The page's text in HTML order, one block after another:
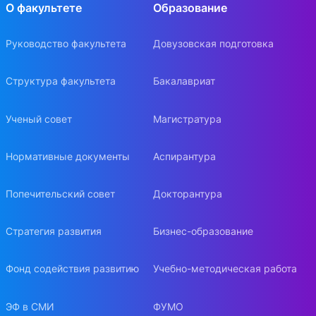
О факультете
Руководство факультета
Структура факультета
Ученый совет
Нормативные документы
Попечительский совет
Стратегия развития
Фонд содействия развитию
ЭФ в СМИ
Образование
Довузовская подготовка
Бакалавриат
Магистратура
Аспирантура
Докторантура
Бизнес-образование
Учебно-методическая работа
ФУМО